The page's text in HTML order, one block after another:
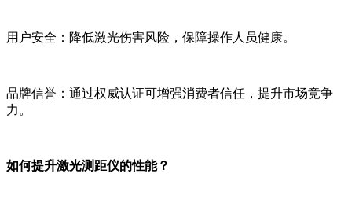
用户安全：降低激光伤害风险，保障操作人员健康。
品牌信誉：通过权威认证可增强消费者信任，提升市场竞争
力。
如何提升激光测距仪的性能？